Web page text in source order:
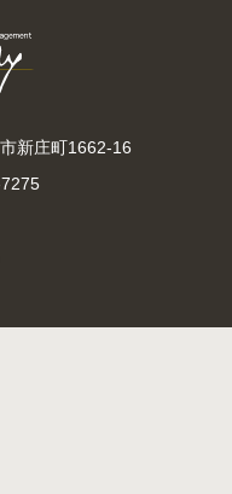
新庄町1662-16